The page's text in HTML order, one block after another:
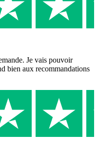
Je vais pouvoir
bien aux recommandations